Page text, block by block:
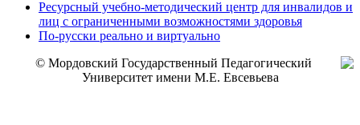
Ресурсный учебно-методический центр для инвалидов и
лиц с ограниченными возможностями здоровья
По-русски реально и виртуально
© Мордовский Государственный Педагогический
Университет имени М.Е. Евсевьева